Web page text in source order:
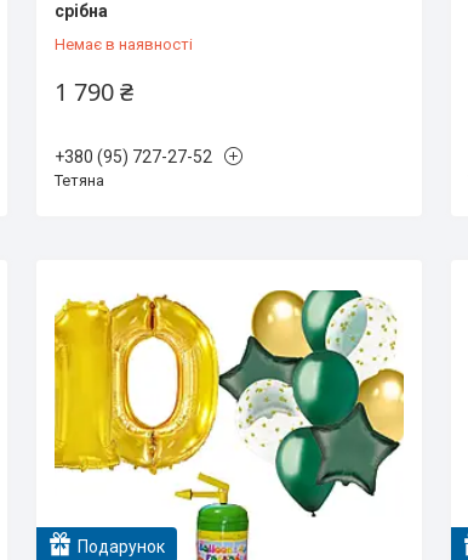
срібна
Немає в наявності
1 790 ₴
+380 (95) 727-27-52
Тетяна
Подарунок